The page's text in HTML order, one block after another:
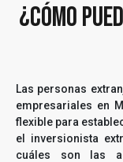
¿Cómo
Las personas
empresariales en
flexible para
el inversionista
cuáles son las